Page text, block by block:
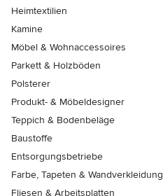
Heimtextilien
Kamine
Möbel & Wohnaccessoires
Parkett & Holzböden
Polsterer
Produkt- & Möbeldesigner
Teppich & Bodenbeläge
Baustoffe
Entsorgungsbetriebe
Farbe, Tapeten & Wandverkleidung
Fliesen & Arbeitsplatten